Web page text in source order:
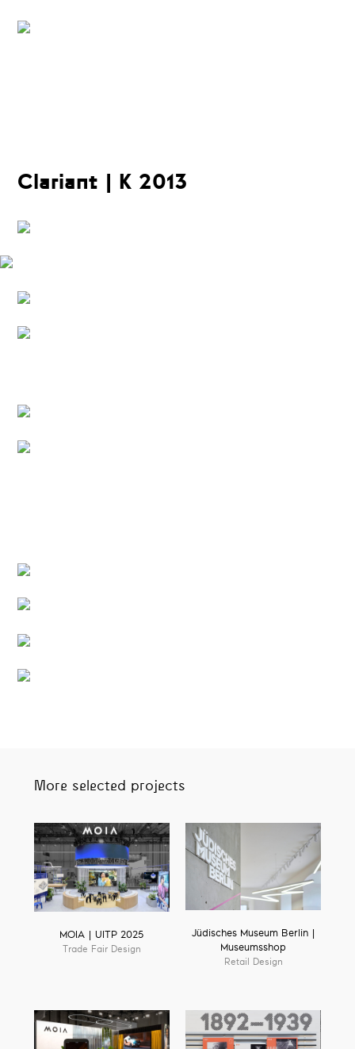
Clariant | K 2013
More selected projects
MOIA | UITP 2025
Trade Fair Design
Jüdisches Museum Berlin |
Museumsshop
Retail Design